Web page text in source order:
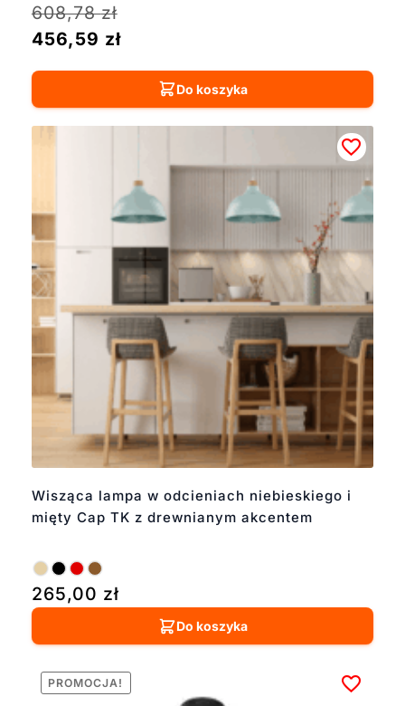
608,78zł
456,59 zł
Do koszyka
Wisząca lampa w odcieniach niebieskiego i
mięty Cap TK z drewnianym akcentem
265,00 zł
Do koszyka
PROMOCJA!